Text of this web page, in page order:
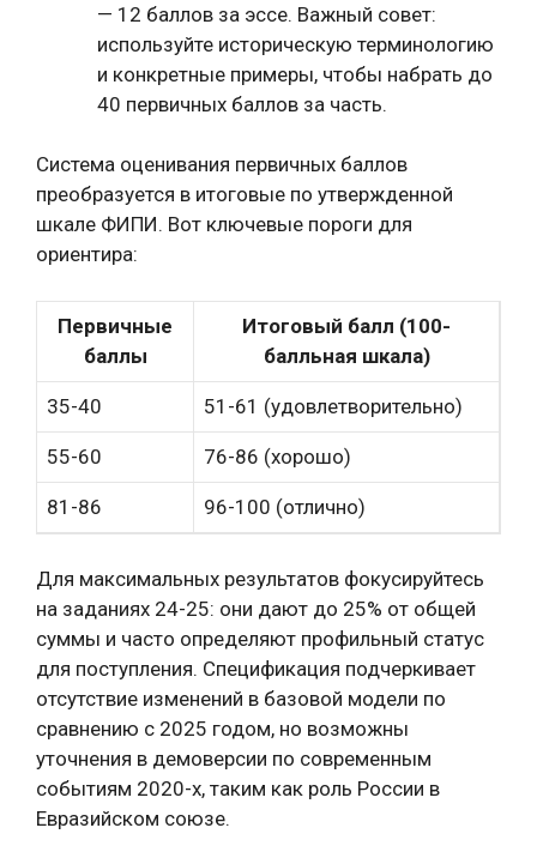
— 12 баллов за эссе. Важный совет:
используйте историческую терминологию
и конкретные примеры, чтобы набрать до
40 первичных баллов за часть.
Система оценивания первичных баллов
преобразуется в итоговые по утвержденной
шкале ФИПИ. Вот ключевые пороги для
ориентира:
Первичные
баллы
Итоговый балл (100-
балльная шкала)
35-40 51-61 (удовлетворительно)
55-60 76-86 (хорошо)
81-86 96-100 (отлично)
Для максимальных результатов фокусируйтесь
на заданиях 24-25: они дают до 25% от общей
суммы и часто определяют профильный статус
для поступления. Спецификация подчеркивает
отсутствие изменений в базовой модели по
сравнению с 2025 годом, но возможны
уточнения в демоверсии по современным
событиям 2020-х, таким как роль России в
Евразийском союзе.